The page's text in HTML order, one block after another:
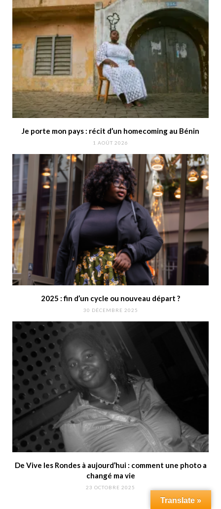
Je porte mon pays : récit d’un homecoming au Bénin
1 AOÛT 2026
2025 : fin d’un cycle ou nouveau départ ?
30 DÉCEMBRE 2025
De Vive les Rondes à aujourd’hui : comment une photo a
changé ma vie
23 OCTOBRE 2025
Translate »